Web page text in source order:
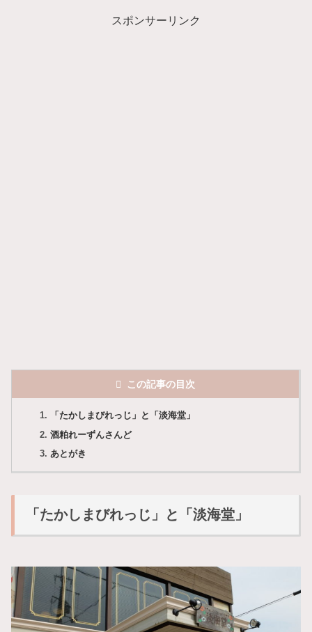
スポンサーリンク
この記事の目次
「たかしまびれっじ」と「淡海堂」
酒粕れーずんさんど
あとがき
「たかしまびれっじ」と「淡海堂」